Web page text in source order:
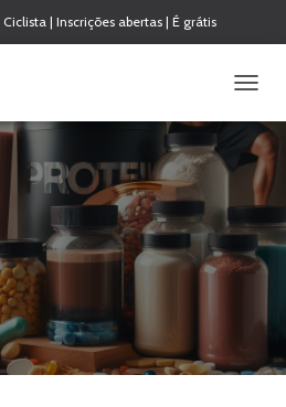
| Inscrições abertas | É grátis
L
T
E
N
A
N
A